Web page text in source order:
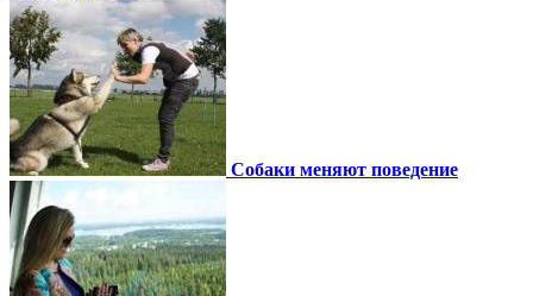
Собаки меняют поведение